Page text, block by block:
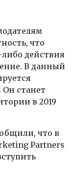
что
действия
В данный
Он станет
в 2019
что в
Partners